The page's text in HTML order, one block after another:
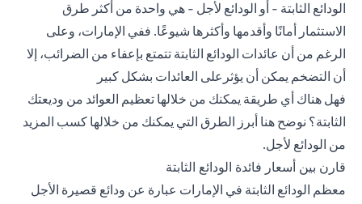
الودائع الثابتة - أو الودائع لأجل - هي واحدة من أكثر طرق
الاستثمار أمانًا وأقدمها وأكثرها شيوعًا. ففي الإمارات، وعلى
الرغم من أن عائدات الودائع الثابتة تتمتع بإعفاء من الضرائب، إلا
أن التضخم يمكن أن يؤثرعلى العائدات بشكل كبير
فهل هناك أي طريقة يمكنك من خلالها تعظيم العوائد من وديعتك
الثابتة؟ نوضح هنا أبرز الطرق التي يمكنك من خلالها كسب المزيد
من الودائع لأجل.
قارن بين أسعار فائدة الودائع الثابتة
معظم الودائع الثابتة في الإمارات عبارة عن ودائع قصيرة الأجل